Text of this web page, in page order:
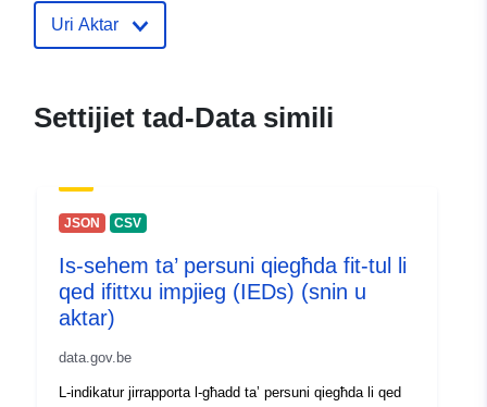
Punti ta' Kuntatt:
Indirizz Elettroniku:
Reġistru tal-
Aġġornat fuq data.europa.eu:
30 July 2026
Spazjali:
Uri Aktar
Settijiet tad-Data simili
JSON CSV
Is-sehem ta’ persuni qiegħda fit-tul li
qed ifittxu impjieg (IEDs) (snin u
aktar)
data.gov.be
L-indikatur jirrapporta l-għadd ta’ persuni qiegħda li qed